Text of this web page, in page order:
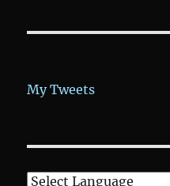
My Tweets